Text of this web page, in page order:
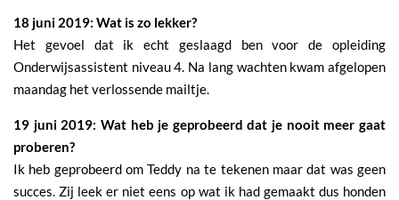
18 juni 2019: Wat is zo lekker?
Het gevoel dat ik echt geslaagd ben voor de opleiding
Onderwijsassistent niveau 4. Na lang wachten kwam afgelopen
maandag het verlossende mailtje.
19 juni 2019: Wat heb je geprobeerd dat je nooit meer gaat
proberen?
Ik heb geprobeerd om Teddy na te tekenen maar dat was geen
succes. Zij leek er niet eens op wat ik had gemaakt dus honden